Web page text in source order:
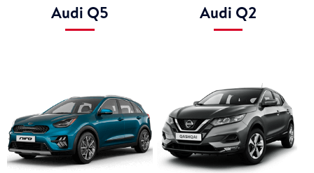
Audi Q5 Audi Q2